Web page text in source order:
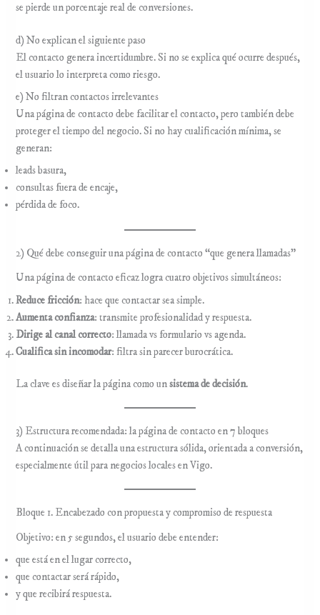
se pierde un porcentaje real de conversiones.
d) No explican el siguiente paso
El contacto genera incertidumbre. Si no se explica qué ocurre después,
el usuario lo interpreta como riesgo.
e) No filtran contactos irrelevantes
Una página de contacto debe facilitar el contacto, pero también debe
proteger el tiempo del negocio. Si no hay cualificación mínima, se
generan:
leads basura,
consultas fuera de encaje,
pérdida de foco.
2) Qué debe conseguir una página de contacto “que genera llamadas”
Una página de contacto eficaz logra cuatro objetivos simultáneos:
Reduce fricción: hace que contactar sea simple.
Aumenta confianza: transmite profesionalidad y respuesta.
Dirige al canal correcto: llamada vs formulario vs agenda.
Cualifica sin incomodar: filtra sin parecer burocrática.
La clave es diseñar la página como unsistema de decisión.
3) Estructura recomendada: la página de contacto en 7 bloques
A continuación se detalla una estructura sólida, orientada a conversión,
especialmente útil para negocios locales en Vigo.
Bloque 1. Encabezado con propuesta y compromiso de respuesta
Objetivo: en 5 segundos, el usuario debe entender:
que está en el lugar correcto,
que contactar será rápido,
y que recibirá respuesta.